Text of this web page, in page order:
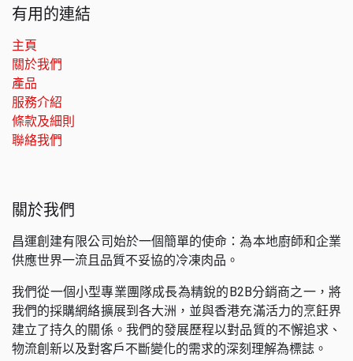
有用的連結
主頁
關於我們
產品
服務介紹
條款及細則
聯絡我們
關於我們
昌運創建有限公司始於一個簡單的使命：為本地廚師和企業
供應世界一流且品質不妥協的冷凍肉品。
我們從一個小型專業團隊成長為精銳的B2B分銷商之一，將
我們的採購網絡擴展到各大洲，並與香港充滿活力的烹飪界
建立了持久的關係。我們的發展歷程以對品質的不懈追求、
物流創新以及對客戶不斷變化的需求的深刻理解為標誌。